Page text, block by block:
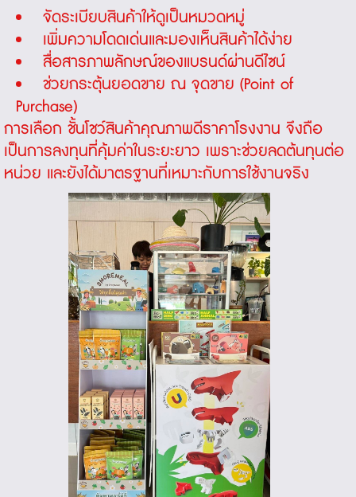
จัดระเบียบสินค้าให้ดูเป็นหมวดหมู่
เพิ่มความโดดเด่นและมองเห็นสินค้าได้ง่าย
สื่อสารภาพลักษณ์ของแบรนด์ผ่านดีไซน์
ช่วยกระตุ้นยอดขาย ณ จุดขาย (Point of
Purchase)
การเลือก ชั้นโชว์สินค้าคุณภาพดีราคาโรงงาน จึงถือ
เป็นการลงทุนที่คุ้มค่าในระยะยาว เพราะช่วยลดต้นทุนต่อ
หน่วย และยังได้มาตรฐานที่เหมาะกับการใช้งานจริง